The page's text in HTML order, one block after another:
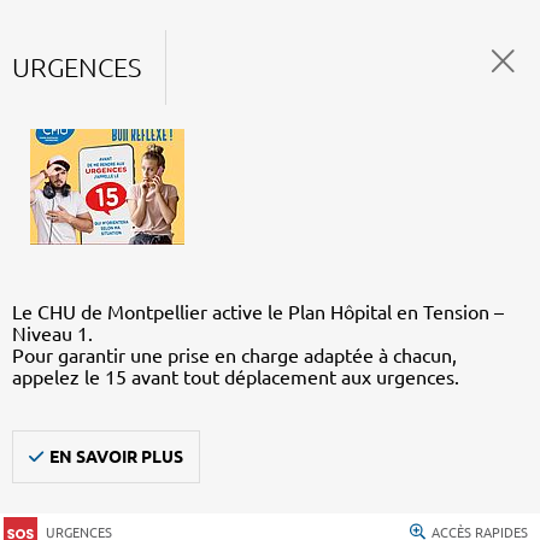
URGENCES
Le CHU de Montpellier active le Plan Hôpital en Tension –
Niveau 1.
Pour garantir une prise en charge adaptée à chacun,
appelez le 15 avant tout déplacement aux urgences.
EN SAVOIR PLUS
URGENCES ACCÈS RAPIDES